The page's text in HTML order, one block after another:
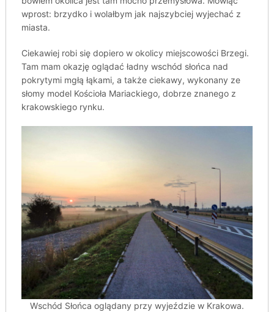
wprost: brzydko i wolałbym jak najszybciej wyjechać z
miasta.
Ciekawiej robi się dopiero w okolicy miejscowości Brzegi.
Tam mam okazję oglądać ładny wschód słońca nad
pokrytymi mgłą łąkami, a także ciekawy, wykonany ze
słomy model Kościoła Mariackiego, dobrze znanego z
krakowskiego rynku.
Wschód Słońca oglądany przy wyjeździe w Krakowa.